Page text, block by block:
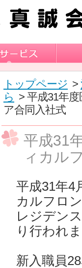
トップページ >
ら > 平成31年
ア合同入社式
平成31
ィカル
平成31年4
カルフロ
レジデン
り行われ
新入職員